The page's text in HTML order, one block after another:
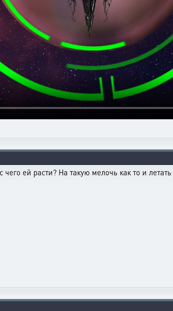
ей расти? На такую мелочь как то и